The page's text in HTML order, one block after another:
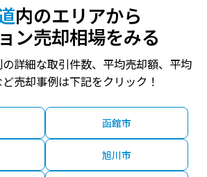
内のエリアから
ン売却相場をみる
詳細な取引件数、平均売却額、平均
売却事例は下記をクリック！
函館市
旭川市